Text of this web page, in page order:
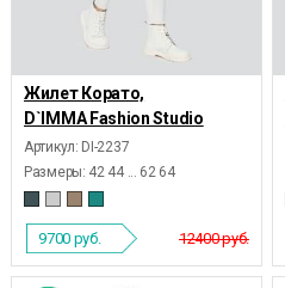
Жилет Корато,
D`IMMA Fashion Studio
Артикул: DI-2237
Размеры: 42 44 ... 62 64
12400 руб.
9700 руб.